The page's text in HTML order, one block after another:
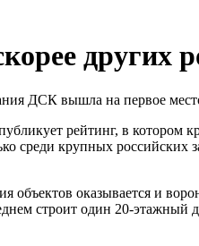
других
ДСК вышла на первое
рейтинг, в котором
среди крупных
объектов оказывается и
строит один 20-